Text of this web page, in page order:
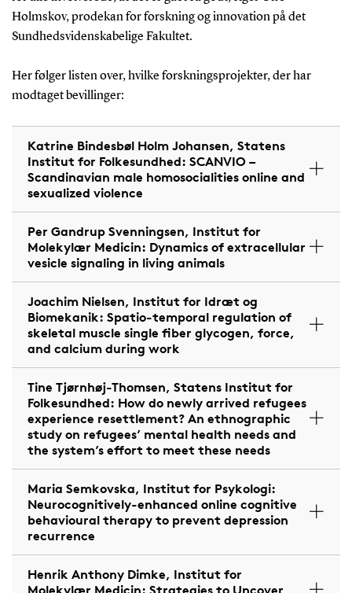
Holmskov, prodekan for forskning og innovation på det
Sundhedsvidenskabelige Fakultet.
Her følger listen over, hvilke forskningsprojekter, der har
modtaget bevillinger:
Katrine Bindesbøl Holm Johansen, Statens
Institut for Folkesundhed: SCANVIO –
Scandinavian male homosocialities online and
sexualized violence
Per Gandrup Svenningsen, Institut for
Molekylær Medicin: Dynamics of extracellular
vesicle signaling in living animals
Joachim Nielsen, Institut for Idræt og
Biomekanik: Spatio-temporal regulation of
skeletal muscle single fiber glycogen, force,
and calcium during work
Tine Tjørnhøj-Thomsen, Statens Institut for
Folkesundhed: How do newly arrived refugees
experience resettlement? An ethnographic
study on refugees’ mental health needs and
the system’s effort to meet these needs
Maria Semkovska, Institut for Psykologi:
Neurocognitively-enhanced online cognitive
behavioural therapy to prevent depression
recurrence
Henrik Anthony Dimke, Institut for
Molekylær Medicin: Strategies to Uncover